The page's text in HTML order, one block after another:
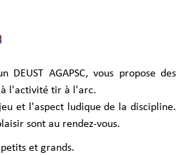
DEUST AGAPSC, vous propose des
l'activité tir à l'arc.
et l'aspect ludique de la discipline.
sont au rendez-vous.
et grands.